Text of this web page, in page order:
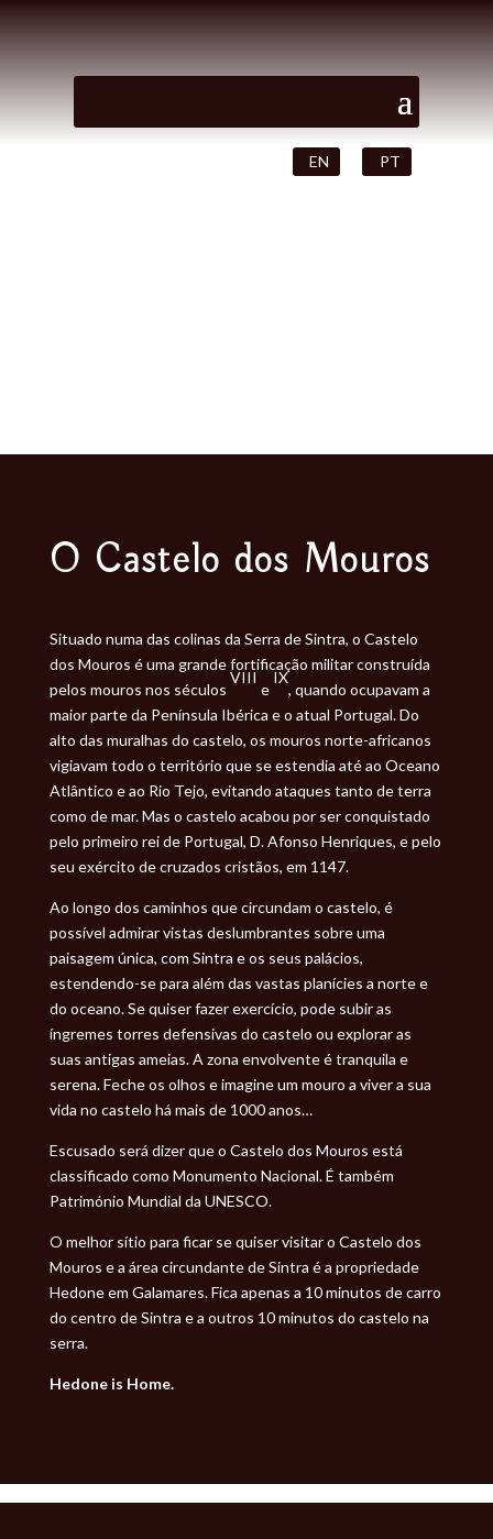
EN PT
O Castelo dos Mouros
Situado numa das colinas da Serra de Sintra, o Castelo
dos Mouros é uma grande fortificação militar construída
pelos mouros nos séculos
VIII
e
IX
, quando ocupavam a
maior parte da Península Ibérica e o atual Portugal. Do
alto das muralhas do castelo, os mouros norte-africanos
vigiavam todo o território que se estendia até ao Oceano
Atlântico e ao Rio Tejo, evitando ataques tanto de terra
como de mar. Mas o castelo acabou por ser conquistado
pelo primeiro rei de Portugal, D. Afonso Henriques, e pelo
seu exército de cruzados cristãos, em 1147.
Ao longo dos caminhos que circundam o castelo, é
possível admirar vistas deslumbrantes sobre uma
paisagem única, com Sintra e os seus palácios,
estendendo-se para além das vastas planícies a norte e
do oceano. Se quiser fazer exercício, pode subir as
íngremes torres defensivas do castelo ou explorar as
suas antigas ameias. A zona envolvente é tranquila e
serena. Feche os olhos e imagine um mouro a viver a sua
vida no castelo há mais de 1000 anos…
Escusado será dizer que o Castelo dos Mouros está
classificado como Monumento Nacional. É também
Património Mundial da UNESCO.
O melhor sítio para ficar se quiser visitar o Castelo dos
Mouros e a área circundante de Sintra é a propriedade
Hedone em Galamares. Fica apenas a 10 minutos de carro
do centro de Sintra e a outros 10 minutos do castelo na
serra.
Hedone is Home.